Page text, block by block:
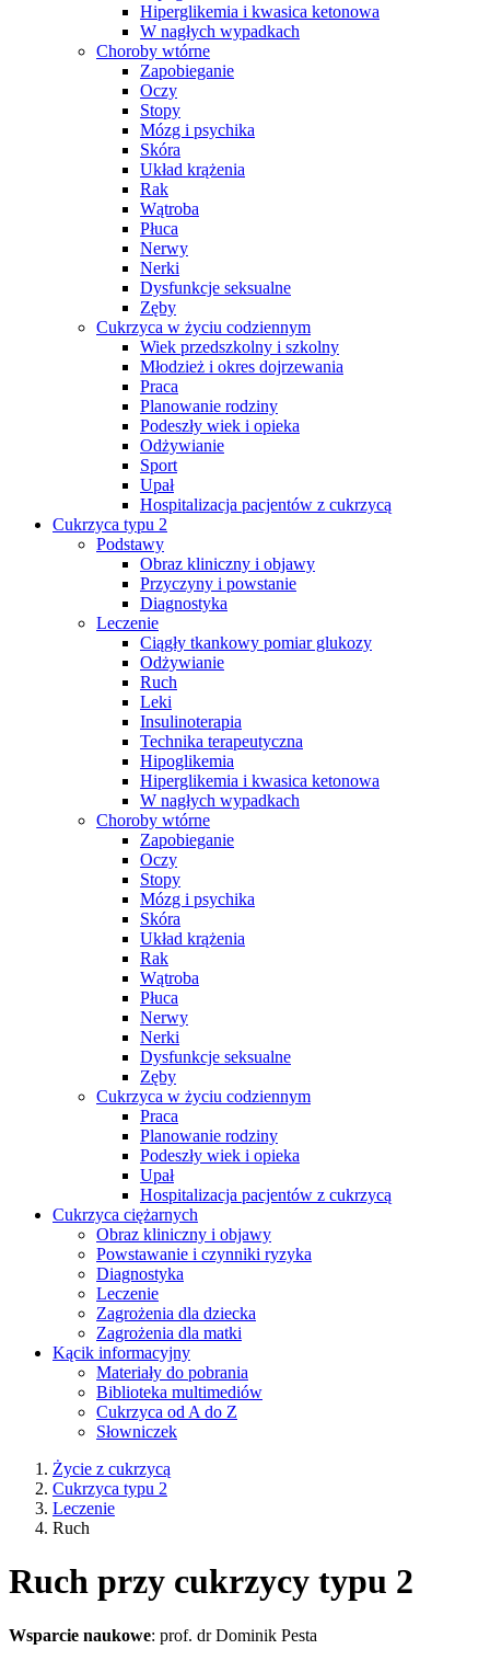
Hiperglikemia i kwasica ketonowa
W nagłych wypadkach
Choroby wtórne
Zapobieganie
Oczy
Stopy
Mózg i psychika
Skóra
Układ krążenia
Rak
Wątroba
Płuca
Nerwy
Nerki
Dysfunkcje seksualne
Zęby
Cukrzyca w życiu codziennym
Wiek przedszkolny i szkolny
Młodzież i okres dojrzewania
Praca
Planowanie rodziny
Podeszły wiek i opieka
Odżywianie
Sport
Upał
Hospitalizacja pacjentów z cukrzycą
Cukrzyca typu 2
Podstawy
Obraz kliniczny i objawy
Przyczyny i powstanie
Diagnostyka
Leczenie
Ciągły tkankowy pomiar glukozy
Odżywianie
Ruch
Leki
Insulinoterapia
Technika terapeutyczna
Hipoglikemia
Hiperglikemia i kwasica ketonowa
W nagłych wypadkach
Choroby wtórne
Zapobieganie
Oczy
Stopy
Mózg i psychika
Skóra
Układ krążenia
Rak
Wątroba
Płuca
Nerwy
Nerki
Dysfunkcje seksualne
Zęby
Cukrzyca w życiu codziennym
Praca
Planowanie rodziny
Podeszły wiek i opieka
Upał
Hospitalizacja pacjentów z cukrzycą
Cukrzyca ciężarnych
Obraz kliniczny i objawy
Powstawanie i czynniki ryzyka
Diagnostyka
Leczenie
Zagrożenia dla dziecka
Zagrożenia dla matki
Kącik informacyjny
Materiały do pobrania
Biblioteka multimediów
Cukrzyca od A do Z
Słowniczek
Życie z cukrzycą
Cukrzyca typu 2
Leczenie
Ruch
Ruch przy cukrzycy typu 2
Wsparcie naukowe: prof. dr Dominik Pesta